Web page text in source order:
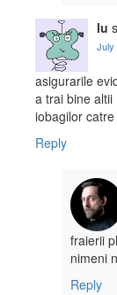
lu
July
asigurarile
a trai bine
iobagilor
Reply
fraierii
nimeni
Reply